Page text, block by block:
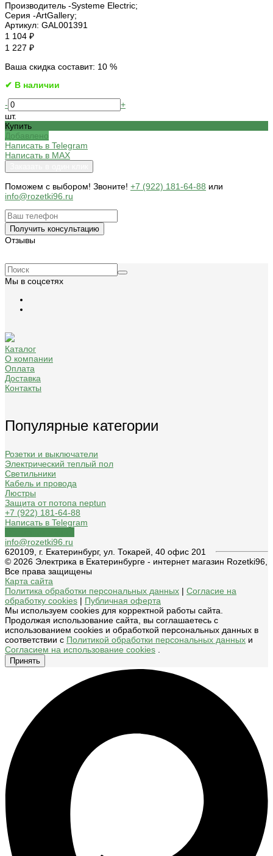
Производитель -Systeme Electric;
Серия -ArtGallery;
Артикул: GAL001391
1 104 ₽
1 227 ₽
Ваша скидка составит: 10 %
✔ В наличии
-
+
шт.
Купить
Добавлено
Написать в Telegram
Написать в MAX
Поможем c выбором! Звоните! +7 (922) 181-64-88 или
info@rozetki96.ru
Получить консультацию
Отзывы
Мы в соцсетях
Каталог
О компании
Оплата
Доставка
Контакты
Популярные категории
Розетки и выключатели
Электрический теплый пол
Светильники
Кабель и провода
Люстры
Защита от потопа neptun
+7 (922) 181-64-88
Написать в Telegram
info@rozetki96.ru
620109, г. Екатеринбург, ул. Токарей, 40 офис 201
© 2026 Электрика в Екатеринбурге - интернет магазин Rozetki96,
Все права защищены
Карта сайта
Политика обработки персональных данных | Согласие на
обработку cookies | Публичная оферта
Мы используем cookies для корректной работы сайта.
Продолжая использование сайта, вы соглашаетесь с
использованием cookies и обработкой персональных данных в
соответствии с Политикой обработки персональных данных и
Согласием на использование cookies .
Принять